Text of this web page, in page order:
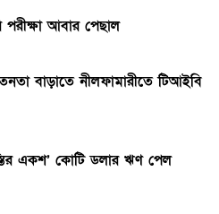
পরীক্ষা আবার পেছাল
বাড়াতে নীলফামারীতে টিআইবি
একশ’ কোটি ডলার ঋণ পেল